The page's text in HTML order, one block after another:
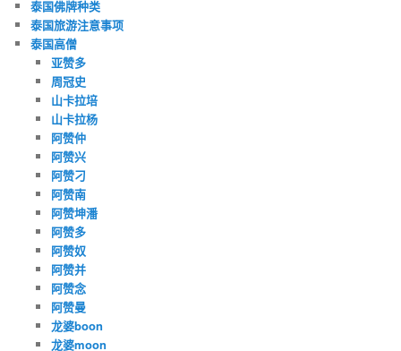
泰国佛牌种类
泰国旅游注意事项
泰国高僧
亚赞多
周冠史
山卡拉培
山卡拉杨
阿赞仲
阿赞兴
阿赞刁
阿赞南
阿赞坤潘
阿赞多
阿赞奴
阿赞并
阿赞念
阿赞曼
龙婆boon
龙婆moon